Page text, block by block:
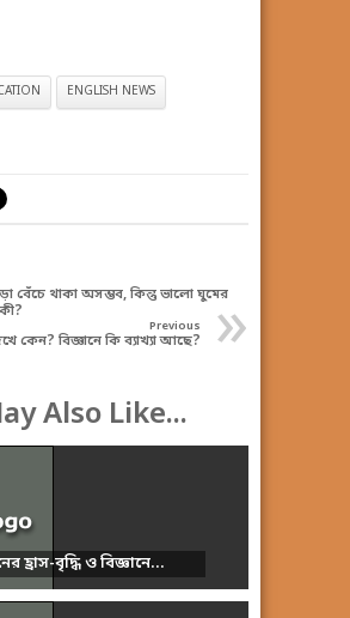
ENGLISH NEWS
বেঁচে থাকা অসম্ভব, কিন্তু ভালো ঘুমের»
Previous
কেন? বিজ্ঞানে কি ব্যাখ্যা আছে?
Also Like...
হ্রাস-বৃদ্ধি ও বিজ্ঞানে...